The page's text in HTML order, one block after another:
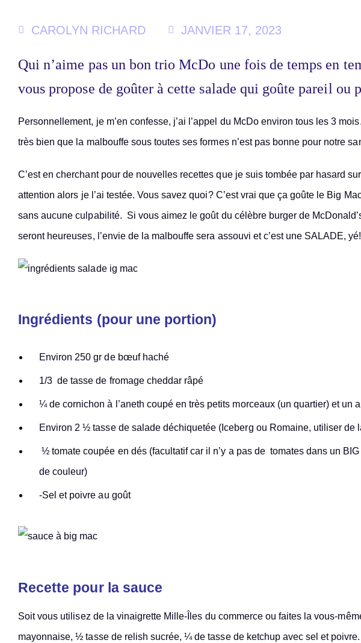
CAROLYN RICHARD JANVIER 17, 2023
Qui n’aime pas un bon trio McDo une fois de temps en
vous propose de goûter à cette salade qui goûte pareil ou
Personnellement, je m’en confesse, j’ai l’appel du McDo environ tous les 3
très bien que la malbouffe sous toutes ses formes n’est pas bonne pour notre
C’est en cherchant pour de nouvelles recettes que je suis tombée par hasard
attention alors je l’ai testée. Vous savez quoi? C’est vrai que ça goûte le Big
sans aucune culpabilité. Si vous aimez le goût du célèbre burger de
seront heureuses, l’envie de la malbouffe sera assouvi et c’est une SALADE, yé!
Ingrédients (pour une portion)
Environ 250 gr de bœuf haché
1/3 de tasse de fromage cheddar râpé
¼ de cornichon à l’aneth coupé en très petits morceaux (un quartier) et un
Environ 2 ½ tasse de salade déchiquetée (Iceberg ou Romaine, utiliser de
½ tomate coupée en dés (facultatif car il n’y a pas de tomates dans un
de couleur)
-Sel et poivre au goût
Recette pour la sauce
Soit vous utilisez de la vinaigrette Mille-Îles du commerce ou faites la vous-
mayonnaise, ½ tasse de relish sucrée, ¼ de tasse de ketchup avec sel et poivre.